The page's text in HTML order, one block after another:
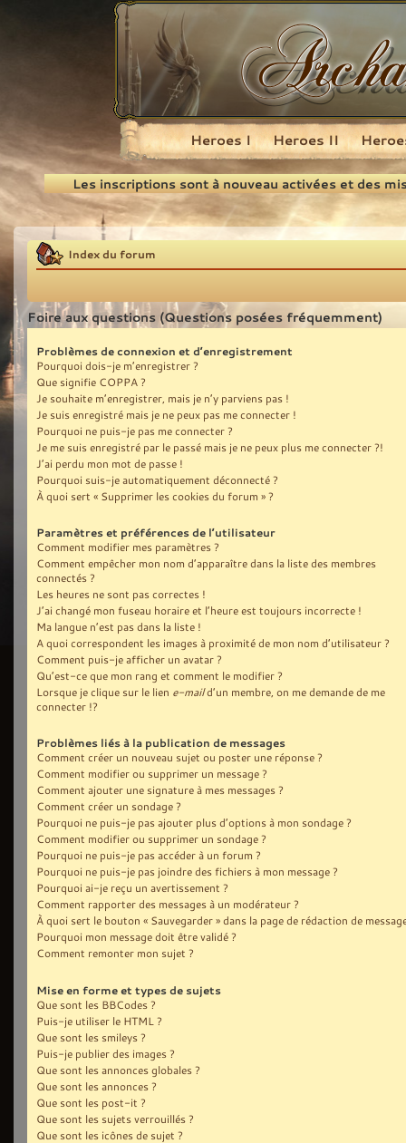
Recherche
Heroes I Heroes II
Les inscriptions sont à nouveau activées et des
Index du forum
Foire aux questions (Questions posées fréquemment)
Problèmes de connexion et d’enregistrement
Pourquoi dois-je m’enregistrer ?
Que signifie COPPA ?
Je souhaite m’enregistrer, mais je n’y parviens pas !
Je suis enregistré mais je ne peux pas me connecter !
Pourquoi ne puis-je pas me connecter ?
Je me suis enregistré par le passé mais je ne peux plus me connecter ?!
J’ai perdu mon mot de passe !
Pourquoi suis-je automatiquement déconnecté ?
À quoi sert « Supprimer les cookies du forum » ?
Paramètres et préférences de l’utilisateur
Comment modifier mes paramètres ?
Comment empêcher mon nom d’apparaître dans la liste des membres
connectés ?
Les heures ne sont pas correctes !
J’ai changé mon fuseau horaire et l’heure est toujours incorrecte !
Ma langue n’est pas dans la liste !
A quoi correspondent les images à proximité de mon nom d’utilisateur ?
Comment puis-je afficher un avatar ?
Qu’est-ce que mon rang et comment le modifier ?
Lorsque je clique sur le lien e-maild’un membre, on me demande de me
connecter !?
Problèmes liés à la publication de messages
Comment créer un nouveau sujet ou poster une réponse ?
Comment modifier ou supprimer un message ?
Comment ajouter une signature à mes messages ?
Comment créer un sondage ?
Pourquoi ne puis-je pas ajouter plus d’options à mon sondage ?
Comment modifier ou supprimer un sondage ?
Pourquoi ne puis-je pas accéder à un forum ?
Pourquoi ne puis-je pas joindre des fichiers à mon message ?
Pourquoi ai-je reçu un avertissement ?
Comment rapporter des messages à un modérateur ?
À quoi sert le bouton « Sauvegarder » dans la page de rédaction de
Pourquoi mon message doit être validé ?
Comment remonter mon sujet ?
Mise en forme et types de sujets
Que sont les BBCodes ?
Puis-je utiliser le HTML ?
Que sont les smileys ?
Puis-je publier des images ?
Que sont les annonces globales ?
Que sont les annonces ?
Que sont les post-it ?
Que sont les sujets verrouillés ?
Que sont les icônes de sujet ?